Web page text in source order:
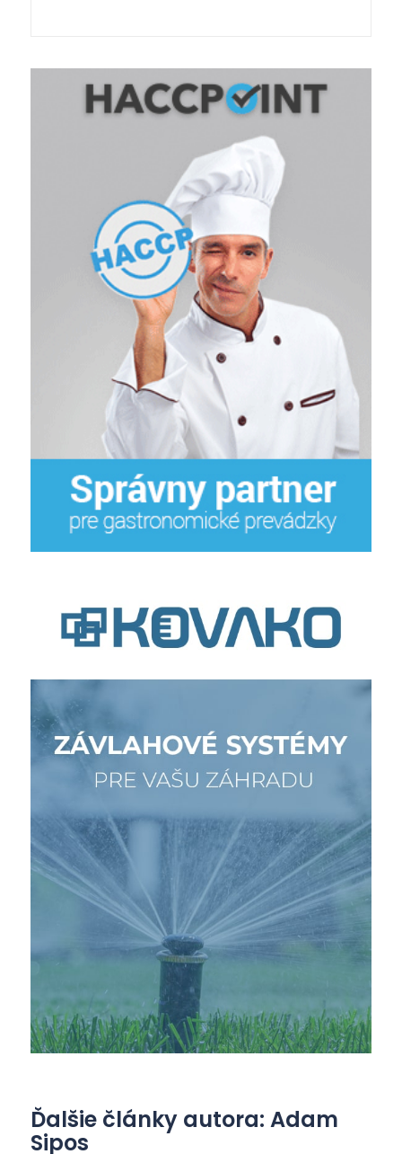
Ďalšie články autora: Adam
Sipos